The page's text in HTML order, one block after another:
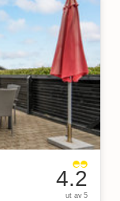
4.2
ut av 5